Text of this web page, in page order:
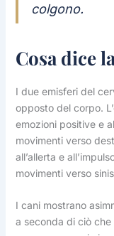
colgono.
Cosa dice
I due emisferi del
opposto del corpo.
emozioni positive e
movimenti verso
all’allerta e
movimenti verso
I cani mostrano
a seconda di ciò